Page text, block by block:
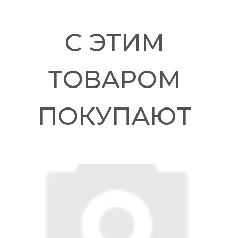
С ЭТИМ
ТОВАРОМ
ПОКУПАЮТ